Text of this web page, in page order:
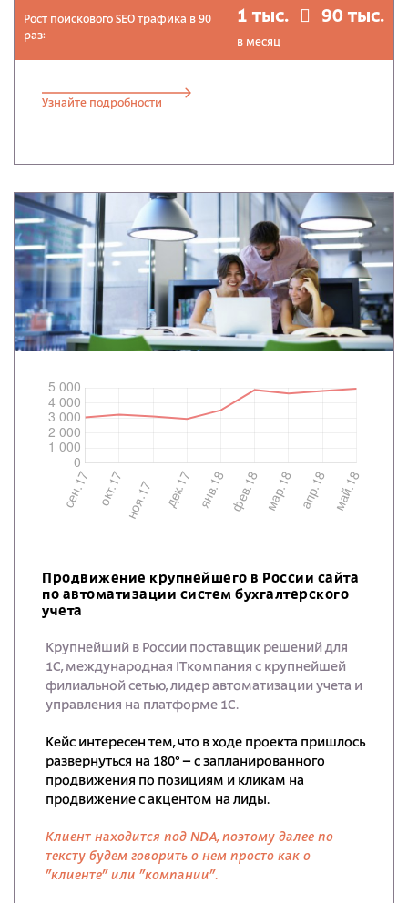
Рост поискового SEO трафика в 90
раз:
1 тыс. 90 тыс.
в месяц
Узнайте подробности
Продвижение крупнейшего в России сайта
по автоматизации систем бухгалтерского
учета
Крупнейший в России поставщик решений для
1С, международная ITкомпания с крупнейшей
филиальной сетью, лидер автоматизации учета и
управления на платформе 1С.
Кейс интересен тем, что в ходе проекта пришлось
развернуться на 180° – с запланированного
продвижения по позициям и кликам на
продвижение с акцентом на лиды.
Клиент находится под NDA, поэтому далее по
тексту будем говорить о нем просто как о
"клиенте" или "компании".